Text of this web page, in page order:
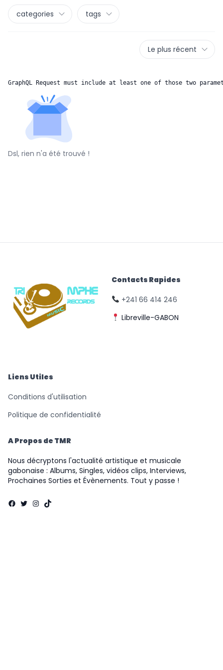
categories tags
Le plus récent
GraphQL Request must include at least one of those two
Dsl, rien n'a été trouvé !
Contacts Rapides
+241 66 414 246
Libreville-GABON
Liens Utiles
Conditions d'utilisation
Politique de confidentialité
A Propos de TMR
Nous décryptons l'actualité artistique et musicale
gabonaise : Albums, Singles, vidéos clips, Interviews,
Prochaines Sorties et Évènements. Tout y passe !
Facebook
Twitter
Instagram
TikTok